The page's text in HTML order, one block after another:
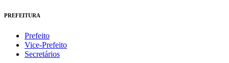
PREFEITURA
Prefeito
Vice-Prefeito
Secretários